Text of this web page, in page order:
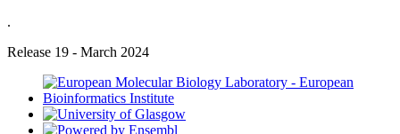
.
Release 19 - March 2024